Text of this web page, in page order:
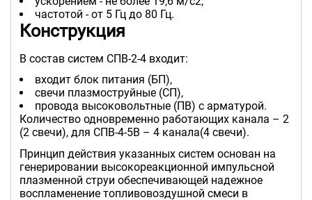
частотой - от 5 Гц до 80 Гц.
Конструкция
В состав систем СПВ-2-4 входит:
входит блок питания (БП),
свечи плазмоструйные (СП),
провода высоковольтные (ПВ) с арматурой.
Количество одновременно работающих канала – 2
(2 свечи), для СПВ-4-5В – 4 канала(4 свечи).
Принцип действия указанных систем основан на
генерировании высокореакционной импульсной
плазменной струи обеспечивающей надежное
воспламенение топливовоздушной смеси в